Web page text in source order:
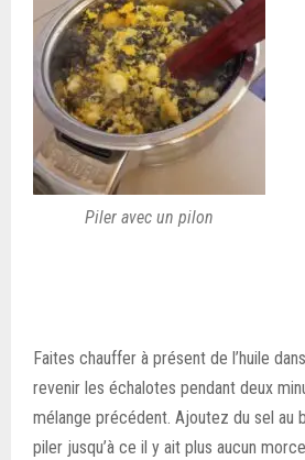
Piler avec un pilon
Faites chauffer à présent de l’huile
revenir les échalotes pendant deux
mélange précédent. Ajoutez du sel au
piler jusqu’à ce il y ait plus aucun